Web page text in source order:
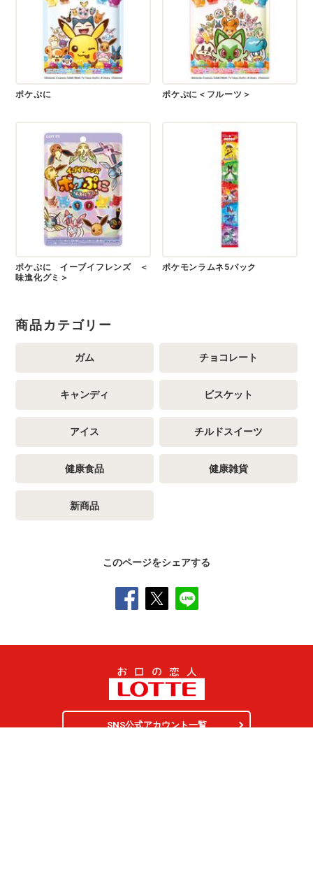
ポケぷに ポケぷに＜フルーツ＞
ポケぷに イーブイフレンズ ＜
味進化グミ＞
ポケモンラムネ5パック
商品カテゴリー
ガム チョコレート
キャンディ ビスケット
アイス チルドスイーツ
健康食品 健康雑貨
新商品
このページをシェアする
SNS公式アカウント一覧